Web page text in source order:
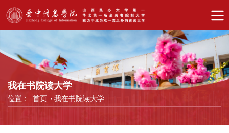
我在书院读大学
位置： 首页 我在书院读大学